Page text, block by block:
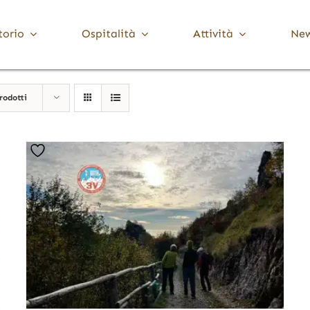
Media Valle Trompia
Lodrino
Marcheno
Polaveno
Sarezzo
Ospitalità Attività
Ville, palazzi e torri